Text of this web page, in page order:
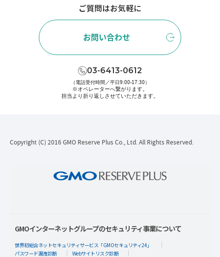
ご質問はお気軽に
お問い合わせ
03-6413-0612
（電話受付時間／平日9:00-17:30）
※オペレーターへ繋がります。
担当より折り返しさせていただきます。
Copyright (C) 2016 GMO Reserve Plus Co., Ltd. All Rights Reserved.
GMOインターネットグループのセキュリティ事業について
世界初総合ネットセキュリティサービス「GMOセキュリティ24」
パスワード漏洩診断
Webサイトリスク診断